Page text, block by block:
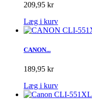
209,95 kr
Læg i kurv
CANON...
189,95 kr
Læg i kurv